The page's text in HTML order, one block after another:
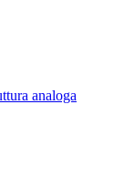
analoga